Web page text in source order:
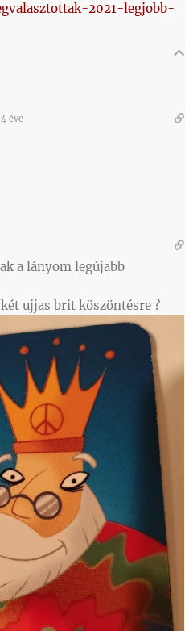
2021-legjobb-
4 éve
a lányom legújabb
ujjas brit köszöntésre ?